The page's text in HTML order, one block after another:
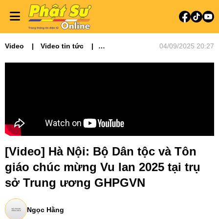
Video
Video tin tức
04/09/2025 20:27
[Video] Hà Nội: Bộ Dân tộc và Tôn
giáo chúc mừng Vu lan 2025 tại trụ
sở Trung ương GHPGVN
Ngọc Hằng